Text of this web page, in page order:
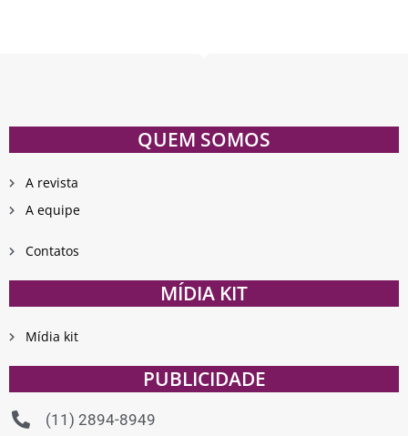
QUEM SOMOS
A revista
A equipe
Contatos
MÍDIA KIT
Mídia kit
PUBLICIDADE
(11) 2894-8949